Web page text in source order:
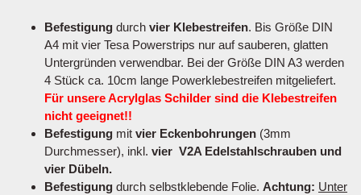
Befestigung durch vier Klebestreifen. Bis Größe DIN
A4 mit vier Tesa Powerstrips nur auf sauberen, glatten
Untergründen verwendbar. Bei der Größe DIN A3 werden
4 Stück ca. 10cm lange Powerklebestreifen mitgeliefert.
Für unsere Acrylglas Schilder sind die Klebestreifen
nicht geeignet!!
Befestigung mit vier Eckenbohrungen (3mm
Durchmesser), inkl. vier V2A Edelstahlschrauben und
vier Dübeln.
Befestigung durch selbstklebende Folie. Achtung: Unter